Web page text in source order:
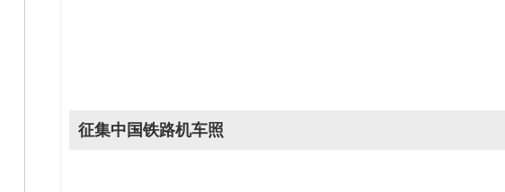
征集中国铁路机车照